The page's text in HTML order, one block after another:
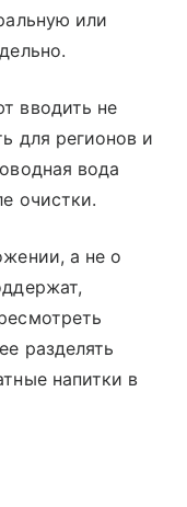
или
вводить не
для регионов и
вода
очистки.
а не о
разделять
напитки в